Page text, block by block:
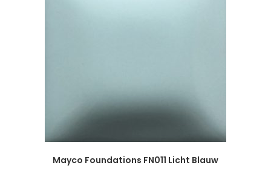
Mayco Foundations FN011 Licht Blauw